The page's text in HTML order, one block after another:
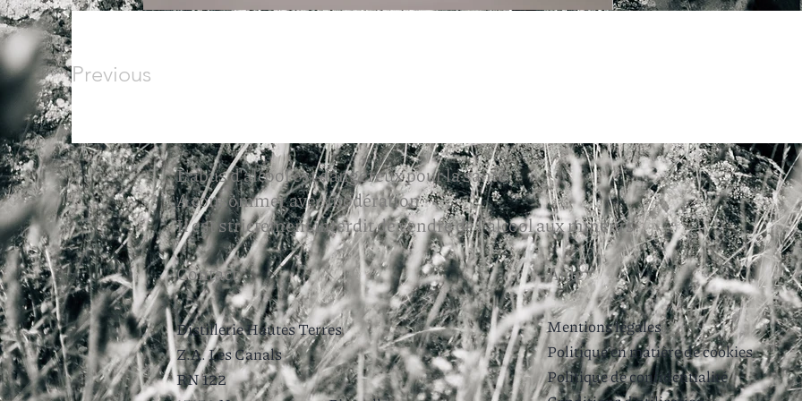
Previous
L'abus d'alcool est dangereux pour la santé.
A consommer avec modération.
Il est strictement interdit de vendre de l'alcool aux mineurs.
Contact
Distillerie Hautes Terres
Z.A. Les Canals
RN 122
Aide
Mentions légales
Politique en matière de cookies
Politique de confidentialité